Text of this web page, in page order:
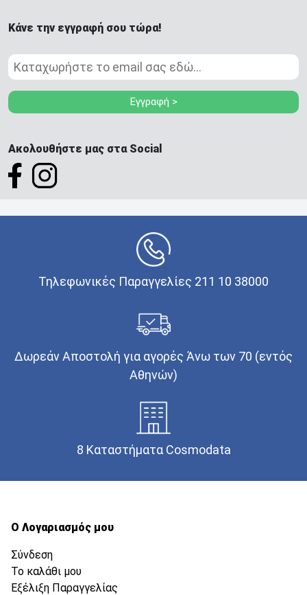
Κάνε την εγγραφή σου τώρα!
Εγγραφή >
Ακολουθήστε μας στα Social
Τηλεφωνικές Παραγγελίες 211 10 38000
Δωρεάν Αποστολή για αγορές Άνω των 70 (εντός
Αθηνών)
8 Καταστήματα Cosmodata
Ο Λογαριασμός μου
Σύνδεση
Το καλάθι μου
Εξέλιξη Παραγγελίας